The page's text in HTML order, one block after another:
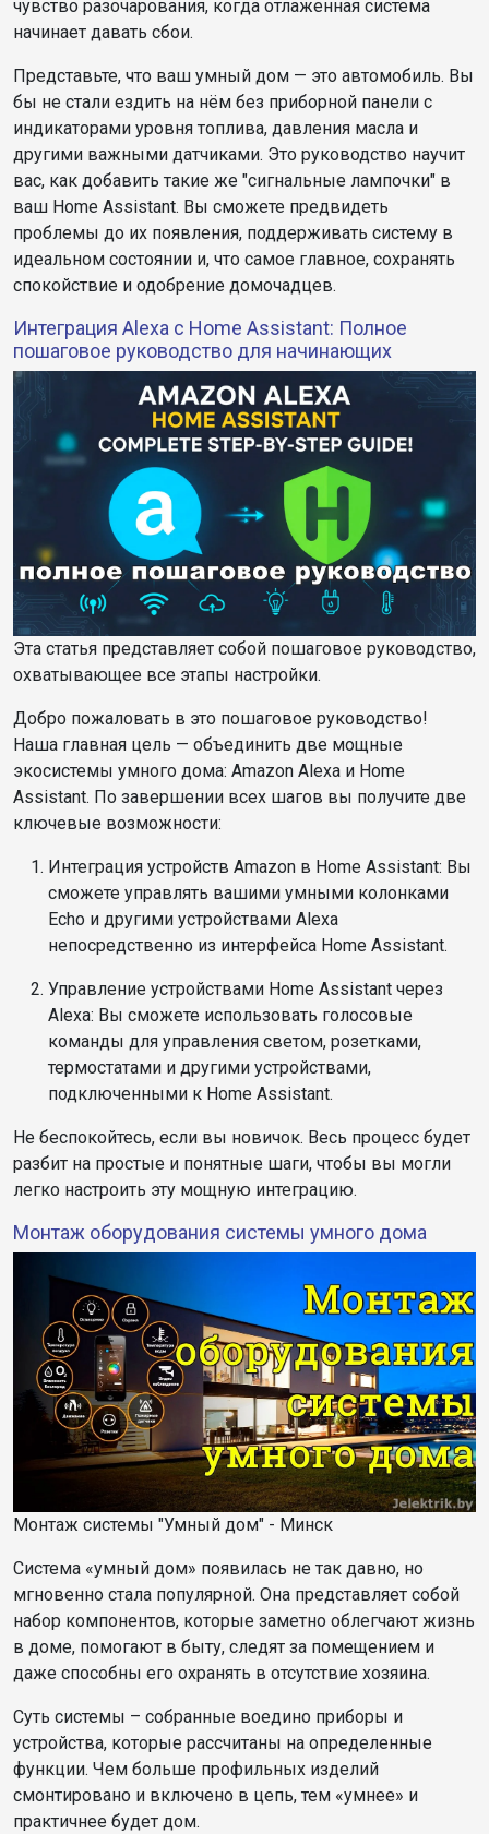
чувство разочарования, когда отлаженная система
начинает давать сбои.
Представьте, что ваш умный дом — это автомобиль. Вы
бы не стали ездить на нём без приборной панели с
индикаторами уровня топлива, давления масла и
другими важными датчиками. Это руководство научит
вас, как добавить такие же "сигнальные лампочки" в
ваш Home Assistant. Вы сможете предвидеть
проблемы до их появления, поддерживать систему в
идеальном состоянии и, что самое главное, сохранять
спокойствие и одобрение домочадцев.
Интеграция Alexa с Home Assistant: Полное
пошаговое руководство для начинающих
Эта статья представляет собой пошаговое руководство,
охватывающее все этапы настройки.
Добро пожаловать в это пошаговое руководство!
Наша главная цель — объединить две мощные
экосистемы умного дома: Amazon Alexa и Home
Assistant. По завершении всех шагов вы получите две
ключевые возможности:
Интеграция устройств Amazon в Home Assistant: Вы
сможете управлять вашими умными колонками
Echo и другими устройствами Alexa
непосредственно из интерфейса Home Assistant.
Управление устройствами Home Assistant через
Alexa: Вы сможете использовать голосовые
команды для управления светом, розетками,
термостатами и другими устройствами,
подключенными к Home Assistant.
Не беспокойтесь, если вы новичок. Весь процесс будет
разбит на простые и понятные шаги, чтобы вы могли
легко настроить эту мощную интеграцию.
Монтаж оборудования системы умного дома
Монтаж системы "Умный дом" - Минск
Система «умный дом» появилась не так давно, но
мгновенно стала популярной. Она представляет собой
набор компонентов, которые заметно облегчают жизнь
в доме, помогают в быту, следят за помещением и
даже способны его охранять в отсутствие хозяина.
Суть системы – собранные воедино приборы и
устройства, которые рассчитаны на определенные
функции. Чем больше профильных изделий
смонтировано и включено в цепь, тем «умнее» и
практичнее будет дом.